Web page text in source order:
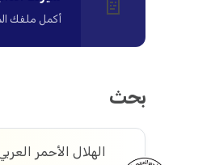
أكمل ملفك
بحث
الهلال الأحمر